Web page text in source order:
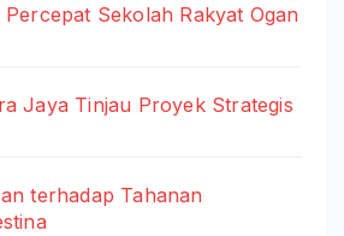
Sekolah Rakyat Ogan
Jaya Tinjau Proyek Strategis
terhadap Tahanan